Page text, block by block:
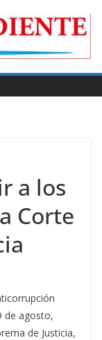
a los
Corte
de agosto,
de Justicia,